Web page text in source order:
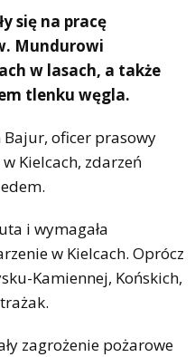
się na pracę
Mundurowi
w lasach, a także
tlenku węgla.
oficer prasowy
Kielcach, zdarzeń
i wymagała
w Kielcach. Oprócz
Kamiennej, Końskich,
zagrożenie pożarowe